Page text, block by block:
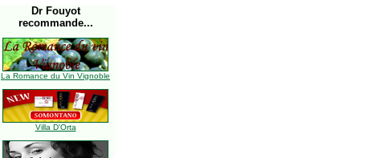
Dr Fouyot
recommande...
La Romance du Vin Vignoble
Villa D'Orta